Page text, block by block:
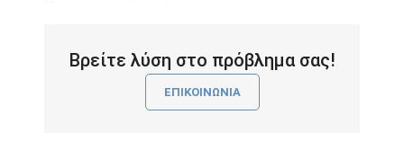
Βρείτε λύση στο πρόβλημα σας!
ΕΠΙΚΟΙΝΩΝΙΑ